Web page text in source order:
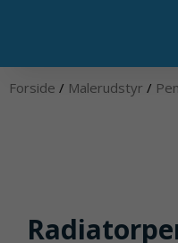
Forside / Malerudstyr /